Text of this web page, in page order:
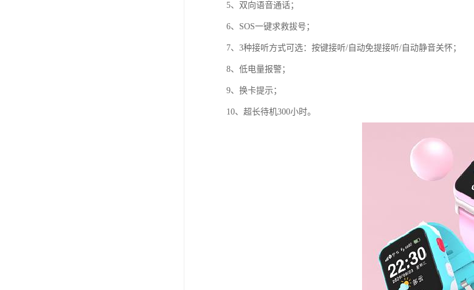
5、双向语音通话；
6、SOS一键求救拔号；
7、3种接听方式可选：按键接听/自动免提接听/自动静音关怀；
8、低电量报警；
9、换卡提示；
10、超长待机300小时。